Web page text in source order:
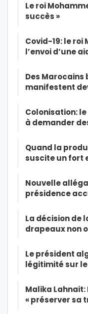
Le roi
succès »
Covid-19: le roi
l’envoi d’une
Des Marocains
manifestent
Colonisation:
à demander
Quand la
suscite un fort
Nouvelle
présidence
La décision de
drapeaux non
Le président
légitimité sur
Malika Lahnait:
« préserver sa